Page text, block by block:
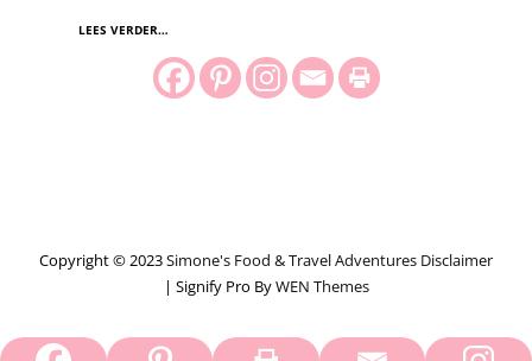
LEES VERDER…
Copyright © 2023Simone's Food & Travel Adventures Disclaimer
| Signify Pro ByWEN Themes